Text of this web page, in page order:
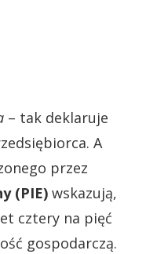
– tak deklaruje
A
przez
(PIE) wskazują,
cztery na pięć
gospodarczą.